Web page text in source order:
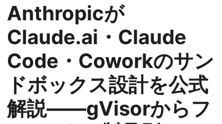
Anthropicが
Claude.ai・Claude
Code・Coworkのサン
ドボックス設計を公式
解説——gVisorからフ